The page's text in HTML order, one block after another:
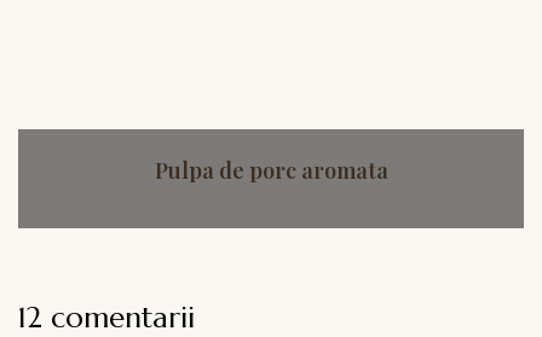
Pulpa de porc aromata
12 comentarii